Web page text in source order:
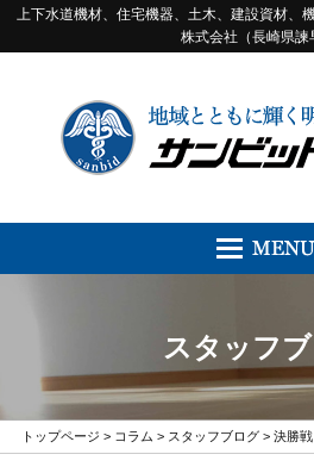
上下水道機材、住宅機器、土木、建設資材
株式会社（長崎県諫
スタッフ
トップページ > コラム > スタッフブログ> 決勝戦